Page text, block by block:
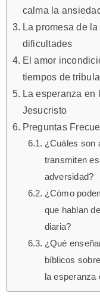
calma la
La promesa de
dificultades
El amor
tiempos de
La esperanza en
Jesucristo
Preguntas
¿Cuáles son
transmiten
adversidad?
¿Cómo
que hablan
diaria?
¿Qué
bíblicos
la